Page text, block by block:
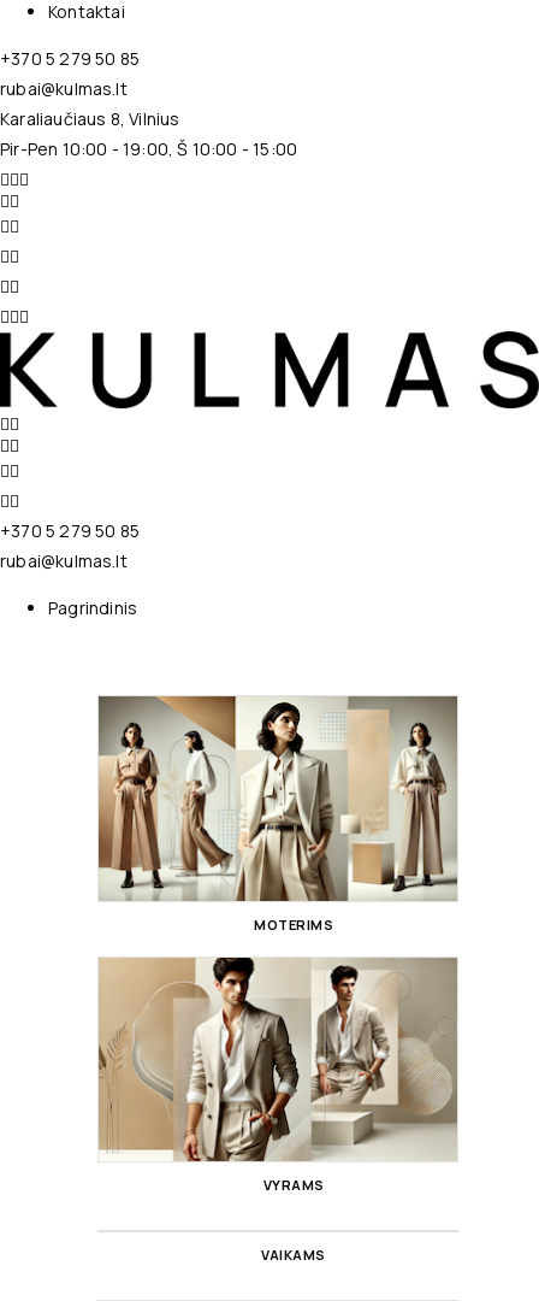
Kontaktai
+370 5 279 50 85
rubai@kulmas.lt
Karaliaučiaus 8, Vilnius
Pir-Pen 10:00 - 19:00, Š 10:00 - 15:00
+370 5 279 50 85
rubai@kulmas.lt
Pagrindinis
MOTERIMS
VYRAMS
VAIKAMS